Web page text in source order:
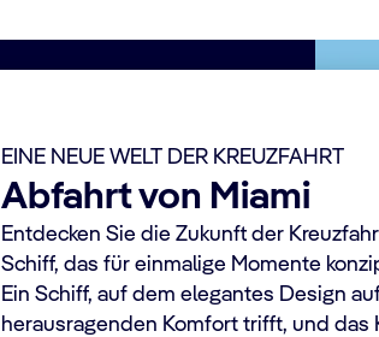
EINE NEUE WELT DER KREUZFAHRT
Abfahrt von Miami
Entdecken Sie die Zukunft der
Schiff, das für einmalige Momente
Ein Schiff, auf dem elegantes Design
herausragenden Komfort trifft, und das